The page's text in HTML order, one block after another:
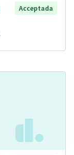
Acceptada